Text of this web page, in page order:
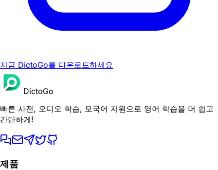
지금 DictoGo를 다운로드하세요
DictoGo
빠른 사전, 오디오 학습, 모국어 지원으로 영어 학습을 더 쉽고
간단하게!
제품